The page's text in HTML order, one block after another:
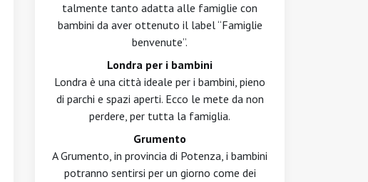
talmente tanto adatta alle famiglie con
bambini da aver ottenuto il label “Famiglie
benvenute”.
Londra per i bambini
Londra è una città ideale per i bambini, pieno
di parchi e spazi aperti. Ecco le mete da non
perdere, per tutta la famiglia.
Grumento
A Grumento, in provincia di Potenza, i bambini
potranno sentirsi per un giorno come dei